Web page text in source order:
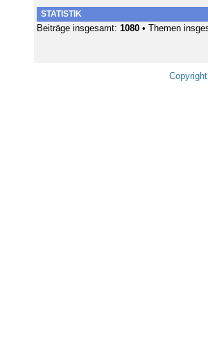
STATISTIK
Beiträge insgesamt: 1080• Themen